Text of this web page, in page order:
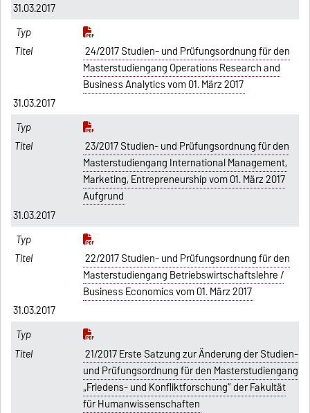
31.03.2017
24/2017 Studien- und Prüfungsordnung für den
Masterstudiengang Operations Research and
Business Analytics vom 01. März 2017
31.03.2017
23/2017 Studien- und Prüfungsordnung für den
Masterstudiengang International Management,
Marketing, Entrepreneurship vom 01. März 2017
Aufgrund
31.03.2017
22/2017 Studien- und Prüfungsordnung für den
Masterstudiengang Betriebswirtschaftslehre /
Business Economics vom 01. März 2017
31.03.2017
21/2017 Erste Satzung zur Änderung der Studien-
und Prüfungsordnung für den Masterstudiengang
„Friedens- und Konfliktforschung“ der Fakultät
für Humanwissenschaften